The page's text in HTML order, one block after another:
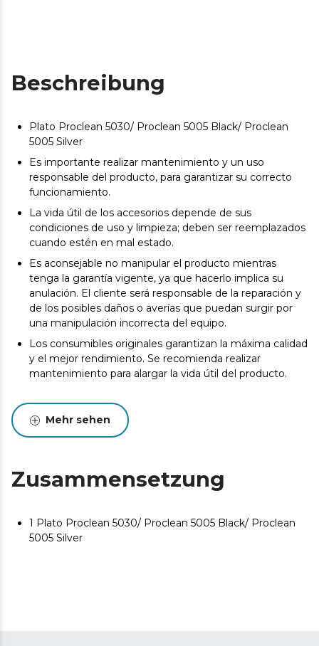
Beschreibung
Plato Proclean 5030/ Proclean 5005 Black/ Proclean
5005 Silver
Es importante realizar mantenimiento y un uso
responsable del producto, para garantizar su correcto
funcionamiento.
La vida útil de los accesorios depende de sus
condiciones de uso y limpieza; deben ser reemplazados
cuando estén en mal estado.
Es aconsejable no manipular el producto mientras
tenga la garantía vigente, ya que hacerlo implica su
anulación. El cliente será responsable de la reparación y
de los posibles daños o averías que puedan surgir por
una manipulación incorrecta del equipo.
Los consumibles originales garantizan la máxima calidad
y el mejor rendimiento. Se recomienda realizar
mantenimiento para alargar la vida útil del producto.
Mehr sehen
Zusammensetzung
1 Plato Proclean 5030/ Proclean 5005 Black/ Proclean
5005 Silver